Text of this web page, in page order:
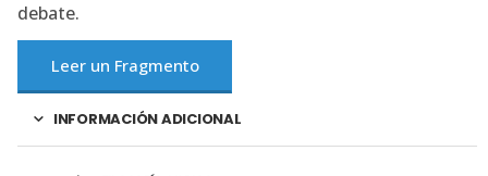
debate.
Leer un Fragmento
INFORMACIÓN ADICIONAL